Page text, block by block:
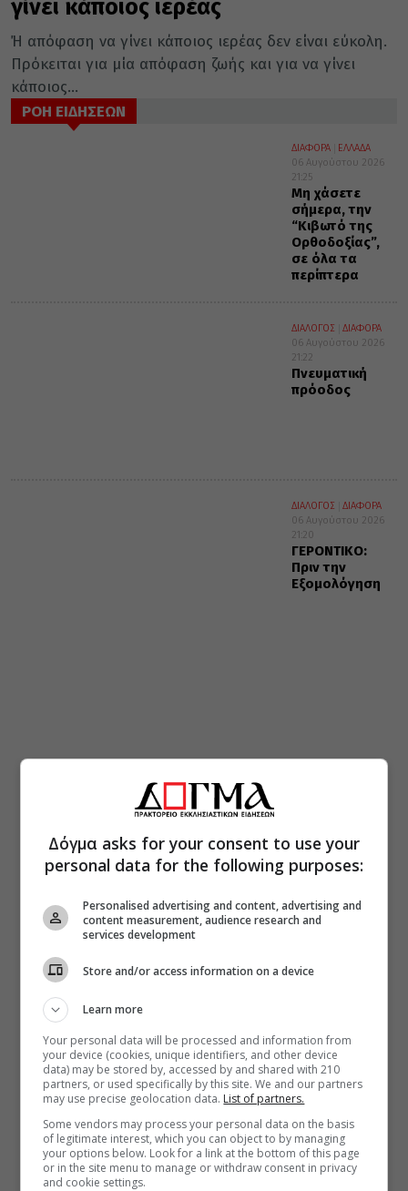
γίνει κάποιος ιερέας
Ή απόφαση να γίνει κάποιος ιερέας δεν είναι εύκολη.
Πρόκειται για μία απόφαση ζωής και για να γίνει
κάποιος...
ΡΟΗ ΕΙΔΗΣΕΩΝ
ΔΙΑΦΟΡΑ
ΕΛΛΑΔΑ
06 Αυγούστου 2026
21:25
Μη χάσετε
σήμερα, την
“Κιβωτό της
Ορθοδοξίας”,
σε όλα τα
περίπτερα
ΔΙΑΛΟΓΟΣ
ΔΙΑΦΟΡΑ
06 Αυγούστου 2026
21:22
Πνευματική
πρόοδος
ΔΙΑΛΟΓΟΣ
ΔΙΑΦΟΡΑ
06 Αυγούστου 2026
21:20
ΓΕΡΟΝΤΙΚΟ:
Πριν την
Εξομολόγηση
Δόγμα asks for your consent to use your
personal data for the following purposes:
Personalised advertising and content, advertising and
content measurement, audience research and
services development
Store and/or access information on a device
Learn more
Your personal data will be processed and information from
your device (cookies, unique identifiers, and other device
data) may be stored by, accessed by and shared with 210
partners, or used specifically by this site. We and our partners
may use precise geolocation data. List of partners.
Some vendors may process your personal data on the basis
of legitimate interest, which you can object to by managing
your options below. Look for a link at the bottom of this page
or in the site menu to manage or withdraw consent in privacy
and cookie settings.